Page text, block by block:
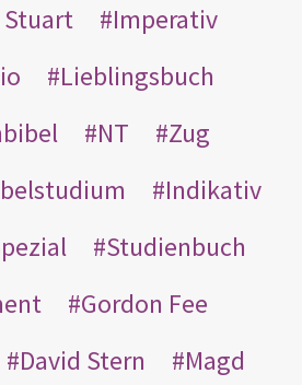
Stuart
Imperativ
Lieblingsbuch
NT
Zug
Indikativ
Studienbuch
Gordon Fee
David Stern
Magd